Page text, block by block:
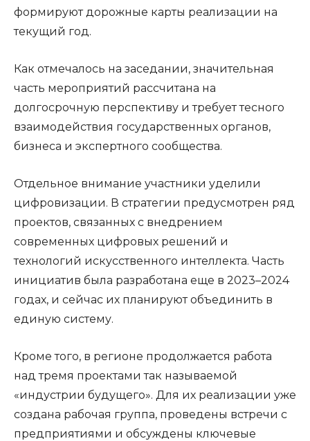
формируют дорожные карты реализации на
текущий год.
Как отмечалось на заседании, значительная
часть мероприятий рассчитана на
долгосрочную перспективу и требует тесного
взаимодействия государственных органов,
бизнеса и экспертного сообщества.
Отдельное внимание участники уделили
цифровизации. В стратегии предусмотрен ряд
проектов, связанных с внедрением
современных цифровых решений и
технологий искусственного интеллекта. Часть
инициатив была разработана еще в 2023–2024
годах, и сейчас их планируют объединить в
единую систему.
Кроме того, в регионе продолжается работа
над тремя проектами так называемой
«индустрии будущего». Для их реализации уже
создана рабочая группа, проведены встречи с
предприятиями и обсуждены ключевые